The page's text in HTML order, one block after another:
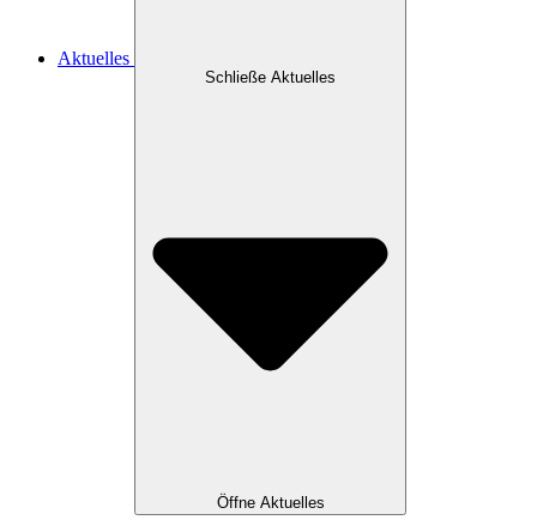
Aktuelles
Schließe Aktuelles
Öffne Aktuelles